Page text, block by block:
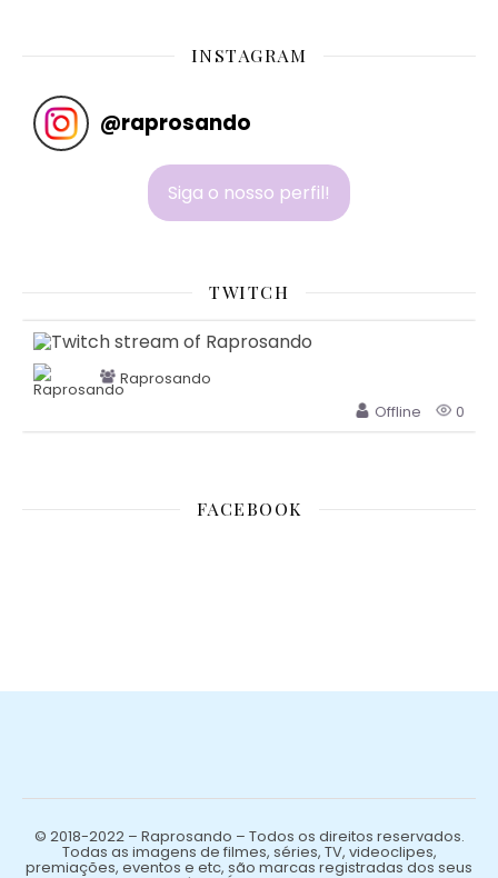
INSTAGRAM
@raprosando
Siga o nosso perfil!
TWITCH
Raprosando
Offline
0
FACEBOOK
© 2018-2022 – Raprosando – Todos os direitos reservados.
Todas as imagens de filmes, séries, TV, videoclipes,
premiações, eventos e etc, são marcas registradas dos seus